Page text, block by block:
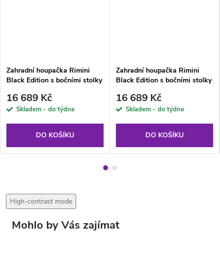
Zahradní houpačka Rimini
Black Edition s bočními stolky
16 689 Kč
Skladem - do týdne
DO KOŠÍKU
Zahradní houpačka Rimini
Black Edition s bočními stolky
16 689 Kč
Skladem - do týdne
DO KOŠÍKU
High-contrast mode